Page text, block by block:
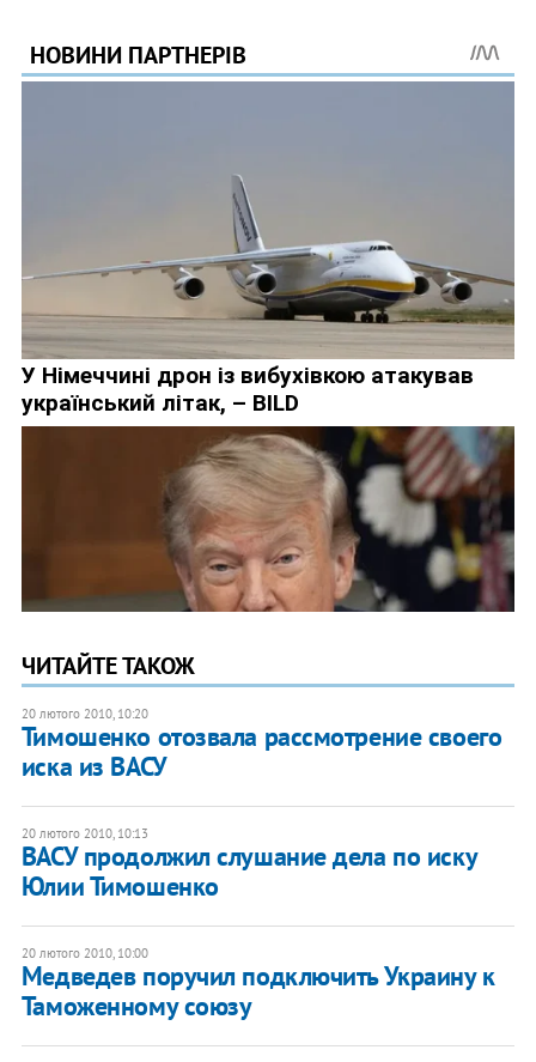
ЧИТАЙТЕ ТАКОЖ
20 лютого 2010, 10:20
Тимошенко отозвала рассмотрение своего
иска из ВАСУ
20 лютого 2010, 10:13
ВАСУ продолжил слушание дела по иску
Юлии Тимошенко
20 лютого 2010, 10:00
Медведев поручил подключить Украину к
Таможенному союзу